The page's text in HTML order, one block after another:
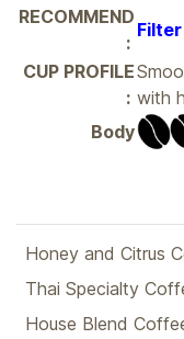
RECOMMEND
:
CUP PROFILE
: with
Body
Honey and Citrus
Thai Specialty
House Blend